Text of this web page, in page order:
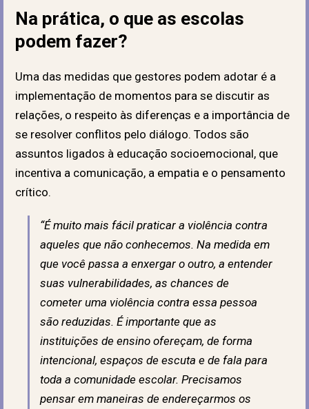
Na prática, o que as escolas
podem fazer?
Uma das medidas que gestores podem adotar é a
implementação de momentos para se discutir as
relações, o respeito às diferenças e a importância de
se resolver conflitos pelo diálogo. Todos são
assuntos ligados à educação socioemocional, que
incentiva a comunicação, a empatia e o pensamento
crítico.
“É muito mais fácil praticar a violência contra
aqueles que não conhecemos. Na medida em
que você passa a enxergar o outro, a entender
suas vulnerabilidades, as chances de
cometer uma violência contra essa pessoa
são reduzidas. É importante que as
instituições de ensino ofereçam, de forma
intencional, espaços de escuta e de fala para
toda a comunidade escolar. Precisamos
pensar em maneiras de endereçarmos os